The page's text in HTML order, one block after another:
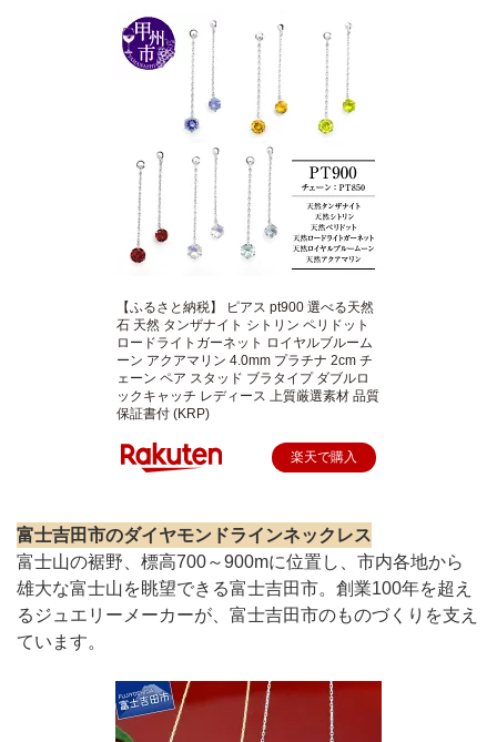
【ふるさと納税】 ピアス pt900 選べる天然
石 天然 タンザナイト シトリン ペリドット
ロードライトガーネット ロイヤルブルーム
ーン アクアマリン 4.0mm プラチナ 2cm チ
ェーン ペア スタッド ブラタイプ ダブルロ
ックキャッチ レディース 上質厳選素材 品質
保証書付 (KRP)
楽天で購入
富士吉田市のダイヤモンドラインネックレス
富士山の裾野、標高700～900mに位置し、市内各地から
雄大な富士山を眺望できる富士吉田市。創業100年を超え
るジュエリーメーカーが、富士吉田市のものづくりを支え
ています。